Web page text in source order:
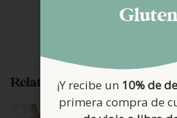
Bundt Cake de
Related Posts
marzo 20, 2026
¡Y recibe un 10% de
primera compra de